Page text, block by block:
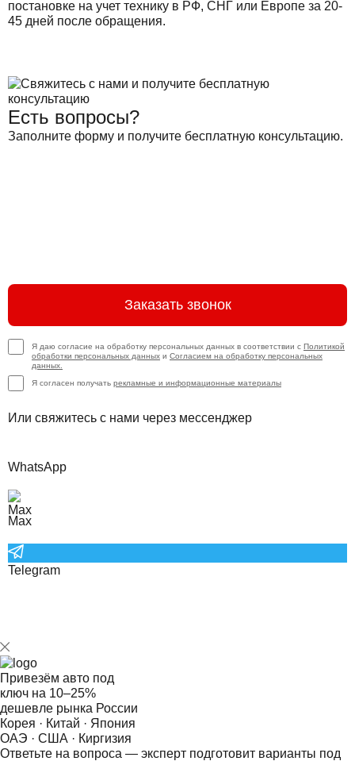
постановке на учет технику в РФ, СНГ или Европе за 20-
45 дней после обращения.
Есть вопросы?
Заполните форму и получите бесплатную консультацию.
Заказать звонок
Я даю согласие на обработку персональных данных в соответствии с Политикой
обработки персональных данных и Согласием на обработку персональных
данных.
Я согласен получать рекламные и информационные материалы
Или свяжитесь с нами через мессенджер
WhatsApp
Max
Telegram
Привезём авто под
ключ на 10–25%
дешевле рынка России
Корея · Китай · Япония
ОАЭ · США · Киргизия
Ответьте на вопроса — эксперт подготовит варианты под